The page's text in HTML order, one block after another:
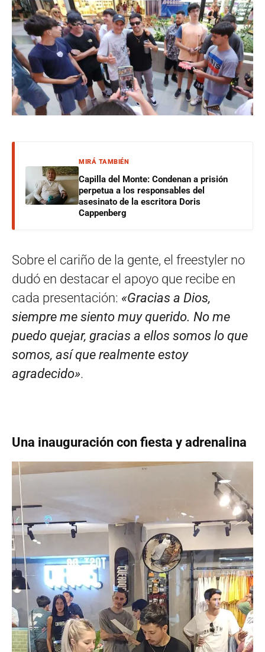
MIRÁ TAMBIÉN
Capilla del Monte: Condenan a prisión
perpetua a los responsables del
asesinato de la escritora Doris
Cappenberg
Sobre el cariño de la gente, el freestyler no
dudó en destacar el apoyo que recibe en
cada presentación: «Gracias a Dios,
siempre me siento muy querido. No me
puedo quejar, gracias a ellos somos lo que
somos, así que realmente estoy
agradecido».
Una inauguración con fiesta y adrenalina